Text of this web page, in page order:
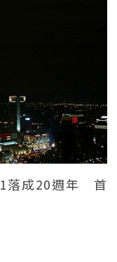
落成20週年 首